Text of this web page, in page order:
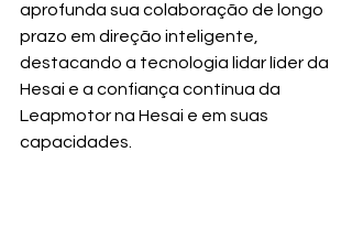
aprofunda sua colaboração de longo
prazo em direção inteligente,
destacando a tecnologia lidar líder da
Hesai e a confiança contínua da
Leapmotor na Hesai e em suas
capacidades.